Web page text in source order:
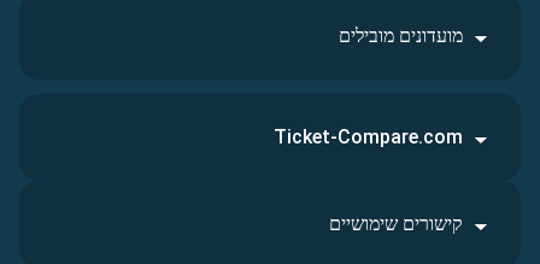
מועדונים מובילים
Ticket-Compare.com
קישורים שימושיים